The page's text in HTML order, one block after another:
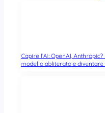
Capire l’AI: OpenAI,
modello abliterato e diventare